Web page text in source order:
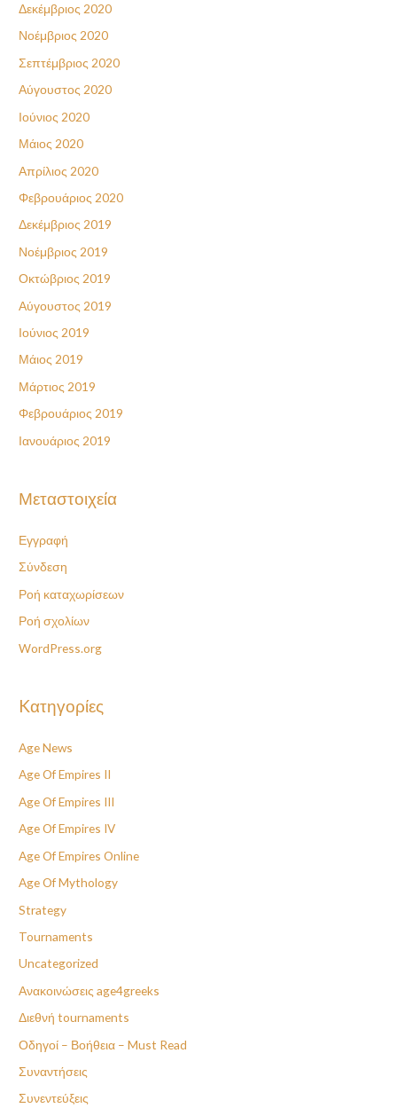
Δεκέμβριος 2020
Νοέμβριος 2020
Σεπτέμβριος 2020
Αύγουστος 2020
Ιούνιος 2020
Μάιος 2020
Απρίλιος 2020
Φεβρουάριος 2020
Δεκέμβριος 2019
Νοέμβριος 2019
Οκτώβριος 2019
Αύγουστος 2019
Ιούνιος 2019
Μάιος 2019
Μάρτιος 2019
Φεβρουάριος 2019
Ιανουάριος 2019
Μεταστοιχεία
Εγγραφή
Σύνδεση
Ροή καταχωρίσεων
Ροή σχολίων
WordPress.org
Kατηγορίες
Age News
Age Of Empires II
Age Of Empires III
Age Of Empires IV
Age Of Empires Online
Age Of Mythology
Strategy
Tournaments
Uncategorized
Ανακοινώσεις age4greeks
Διεθνή tournaments
Οδηγοί – Βοήθεια – Must Read
Συναντήσεις
Συνεντεύξεις